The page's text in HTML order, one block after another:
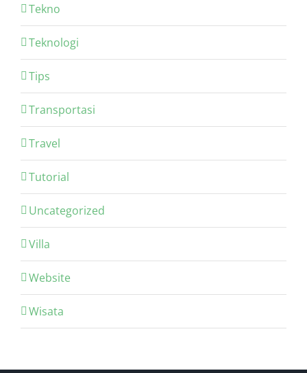
Tekno
Teknologi
Tips
Transportasi
Travel
Tutorial
Uncategorized
Villa
Website
Wisata